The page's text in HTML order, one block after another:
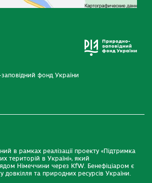
фонд України
в рамках реалізації проекту «Підтримка
територій в Україні», який
Німеччини через KfW. Бенефіціаром є
довкілля та природних ресурсів України.